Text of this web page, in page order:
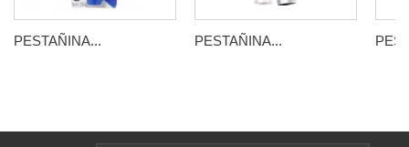
PESTAÑINA... PESTAÑINA...